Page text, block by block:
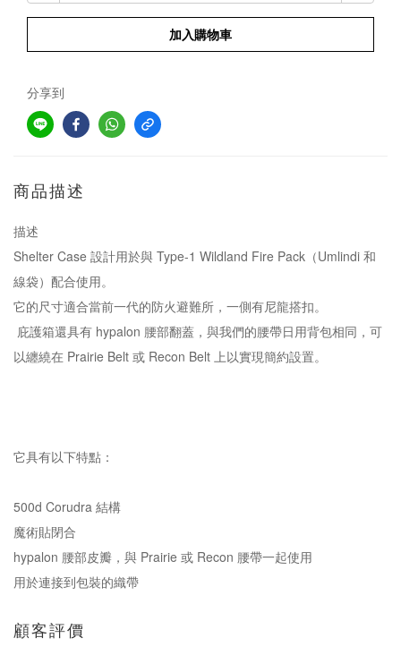
加入購物車
分享到
商品描述
描述
Shelter Case 設計用於與 Type-1 Wildland Fire Pack（Umlindi 和
線袋）配合使用。
它的尺寸適合當前一代的防火避難所，一側有尼龍搭扣。
庇護箱還具有 hypalon 腰部翻蓋，與我們的腰帶日用背包相同，可
以纏繞在 Prairie Belt 或 Recon Belt 上以實現簡約設置。
它具有以下特點：
500d Corudra 結構
魔術貼閉合
hypalon 腰部皮瓣，與 Prairie 或 Recon 腰帶一起使用
用於連接到包裝的織帶
顧客評價